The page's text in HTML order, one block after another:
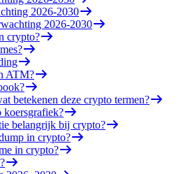
2026-2030
2026-2030
crypto?
ATM?
betekenen deze crypto termen?
koersgrafiek?
belangrijk bij crypto?
in crypto?
in crypto?